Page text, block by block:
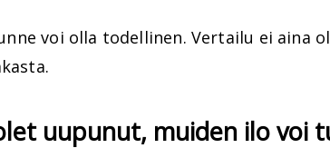
voi olla todellinen. Vertailu ei aina
uupunut, muiden ilo voi